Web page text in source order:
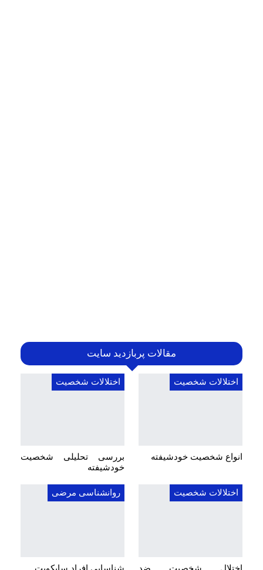
مقالات پربازدید سایت
اختلالات شخصیت
انواع شخصیت خودشیفته
اختلالات شخصیت
بررسی تحلیلی شخصیت
خودشیفته
اختلالات شخصیت روانشناسی مرضی